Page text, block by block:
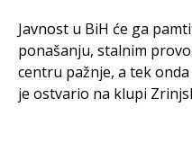
Javnost u BiH će ga
ponašanju, stalnim
centru pažnje, a tek
je ostvario na klupi